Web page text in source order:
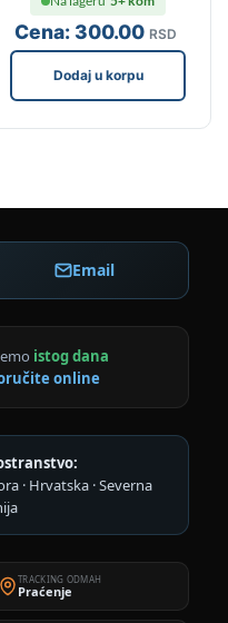
Cena:300.00 RSD
Dodaj u korpu
Email
istog dana
online
· Hrvatska · Severna
TRACKING ODMAH
Praćenje